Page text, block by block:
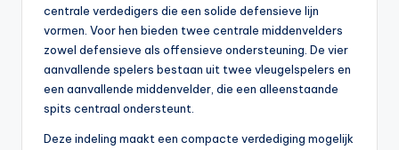
centrale verdedigers die een solide defensieve lijn
vormen. Voor hen bieden twee centrale middenvelders
zowel defensieve als offensieve ondersteuning. De vier
aanvallende spelers bestaan uit twee vleugelspelers en
een aanvallende middenvelder, die een alleenstaande
spits centraal ondersteunt.
Deze indeling maakt een compacte verdediging mogelijk